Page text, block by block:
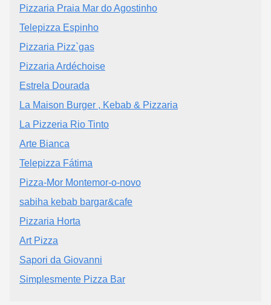
Pizzaria Praia Mar do Agostinho
Telepizza Espinho
Pizzaria Pizz`gas
Pizzaria Ardéchoise
Estrela Dourada
La Maison Burger , Kebab & Pizzaria
La Pizzeria Rio Tinto
Arte Bianca
Telepizza Fátima
Pizza-Mor Montemor-o-novo
sabiha kebab bargar&cafe
Pizzaria Horta
Art Pizza
Sapori da Giovanni
Simplesmente Pizza Bar